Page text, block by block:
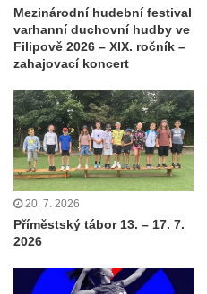
Mezinárodní hudební festival
varhanní duchovní hudby ve
Filipově 2026 – XIX. ročník –
zahajovací koncert
20. 7. 2026
Příměstský tábor 13. – 17. 7.
2026